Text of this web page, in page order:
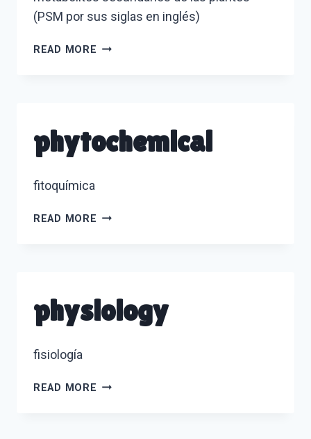
(PSM por sus siglas en inglés)
READ MORE PLANT
phytochemical
fitoquímica
READ MORE PHYTOCHEMICAL
physiology
fisiología
READ MORE PHYSIOLOGY